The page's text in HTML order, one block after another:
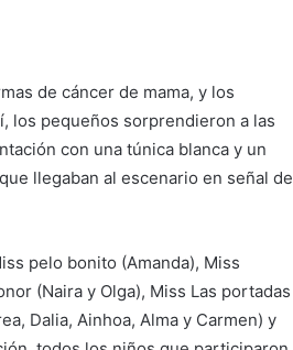
de cáncer de mama, y los
los pequeños sorprendieron a las
con una túnica blanca y un
llegaban al escenario en señal de
pelo bonito (Amanda), Miss
(Naira y Olga), Miss Las portadas
Dalia, Ainhoa, Alma y Carmen) y